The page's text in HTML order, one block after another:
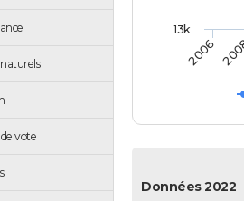
vote
2006
13k
Données 2022